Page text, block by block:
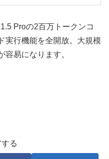
Proの2百万トークンコ
実行機能を全開放。大規模
容易になります。
る